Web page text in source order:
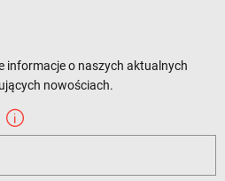
informacje o naszych aktualnych
nowościach.